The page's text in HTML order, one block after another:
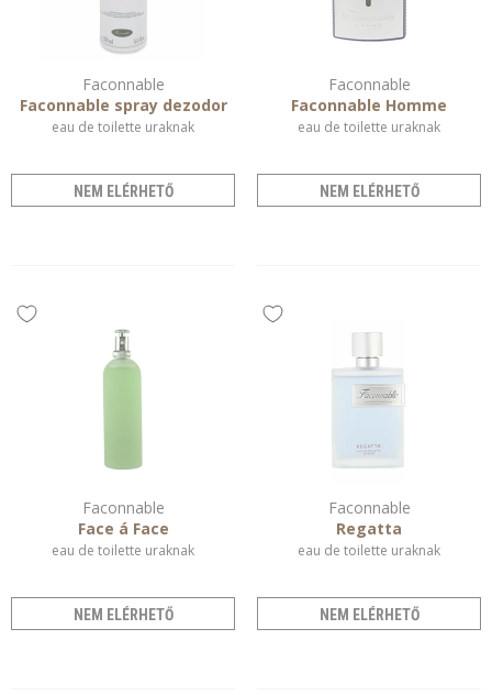
Faconnable
Faconnable spray dezodor
eau de toilette uraknak
NEM ELÉRHETŐ
Faconnable
Faconnable Homme
eau de toilette uraknak
NEM ELÉRHETŐ
Faconnable
Face á Face
eau de toilette uraknak
NEM ELÉRHETŐ
Faconnable
Regatta
eau de toilette uraknak
NEM ELÉRHETŐ